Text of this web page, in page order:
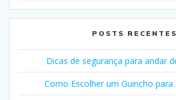
POSTS RECENTES
Dicas de segurança para andar
Como Escolher um Guincho para